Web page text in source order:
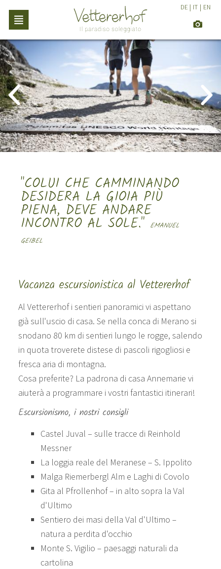
DE | IT | EN
"COLUI CHE CAMMINANDO
DESIDERA LA GIOIA PIÙ
PIENA, DEVE ANDARE
INCONTRO AL SOLE." EMANUEL
GEIBEL
Vacanza escursionistica al Vettererhof
Al Vettererhof i sentieri panoramici vi aspettano
già sull'uscio di casa. Se nella conca di Merano si
snodano 80 km di sentieri lungo le rogge, salendo
in quota troverete distese di pascoli rigogliosi e
fresca aria di montagna.
Cosa preferite? La padrona di casa Annemarie vi
aiuterà a programmare i vostri fantastici itinerari!
Escursionismo, i nostri consigli
Castel Juval – sulle tracce di Reinhold
Messner
La loggia reale del Meranese – S. Ippolito
Malga Riemerbergl Alm e Laghi di Covolo
Gita al Pfrollenhof – in alto sopra la Val
d'Ultimo
Sentiero dei masi della Val d'Ultimo –
natura a perdita d'occhio
Monte S. Vigilio – paesaggi naturali da
cartolina